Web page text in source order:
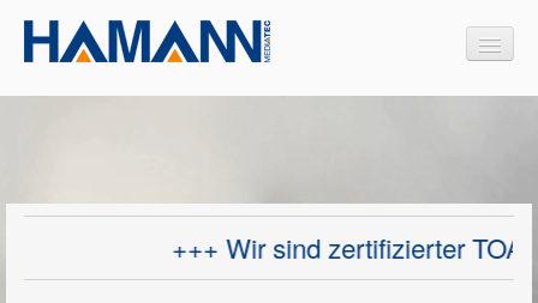
Interaktive Medien
+++ Wir sind zertifizierter TOA